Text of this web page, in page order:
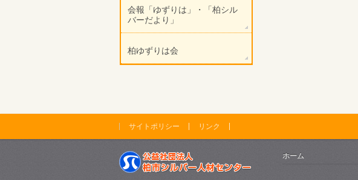
会報「ゆずりは」・「柏シル
バーだより」
柏ゆずりは会
サイトポリシー リンク
ホーム